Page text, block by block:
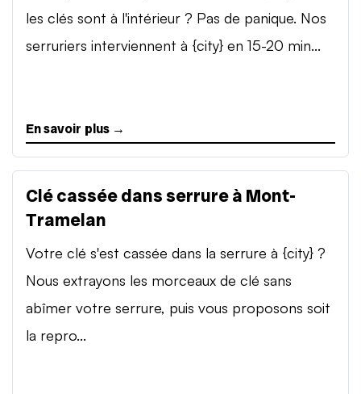
les clés sont à l'intérieur ? Pas de panique. Nos
serruriers interviennent à {city} en 15-20 min...
En savoir plus →
Clé cassée dans serrure à Mont-
Tramelan
Votre clé s'est cassée dans la serrure à {city} ?
Nous extrayons les morceaux de clé sans
abîmer votre serrure, puis vous proposons soit
la repro...